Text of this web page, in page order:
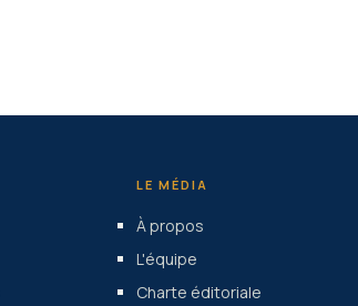
LE MÉDIA
À propos
L'équipe
Charte éditoriale